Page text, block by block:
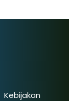
Kebijakan